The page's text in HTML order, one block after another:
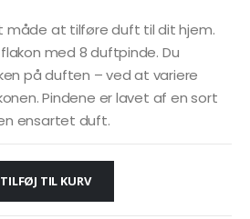
måde at tilføre duft til dit hjem.
med 8 duftpinde. Du
på duften – ved at variere
Pindene er lavet af en sort
ensartet duft.
TILFØJ TIL KURV